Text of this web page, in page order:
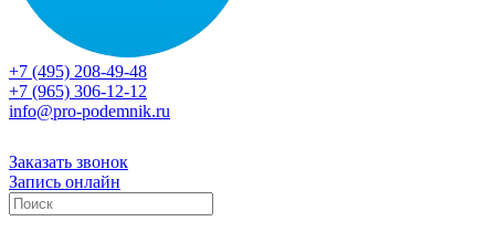
+7 (495) 208-49-48
+7 (965) 306-12-12
info@pro-podemnik.ru
Заказать звонок
Запись онлайн